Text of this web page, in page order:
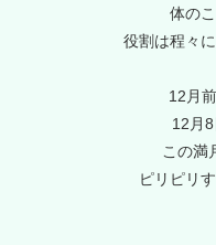
体の
役割は程々
12月
12月8
この満
ピリピリ